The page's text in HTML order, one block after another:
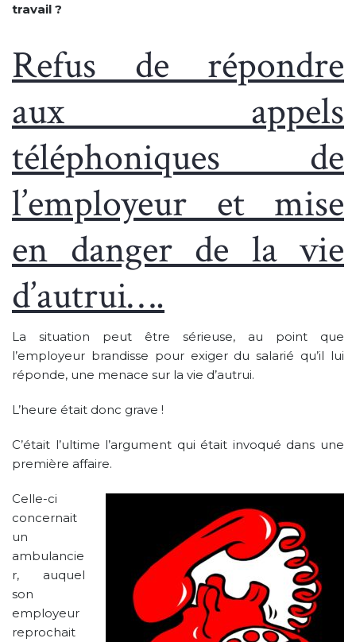
travail ?
Refus de répondre
aux appels
téléphoniques de
l’employeur et mise
en danger de la vie
d’autrui….
La situation peut être sérieuse, au point que
l’employeur brandisse pour exiger du salarié qu’il lui
réponde, une menace sur la vie d’autrui.
L’heure était donc grave !
C’était l’ultime l’argument qui était invoqué dans une
première affaire.
Celle-ci
concernait
un
ambulancie
r, auquel
son
employeur
reprochait